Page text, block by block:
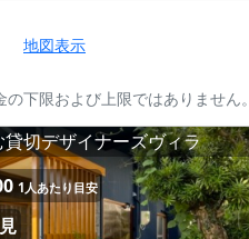
地図表示
下限および上限ではありません。
切デザイナーズヴィラ
1人あたり目安